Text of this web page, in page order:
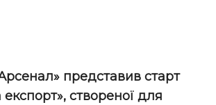
представив старт
створеної для